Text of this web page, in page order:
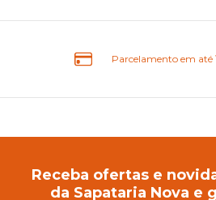
Receba ofertas e
da Sapataria Nova e